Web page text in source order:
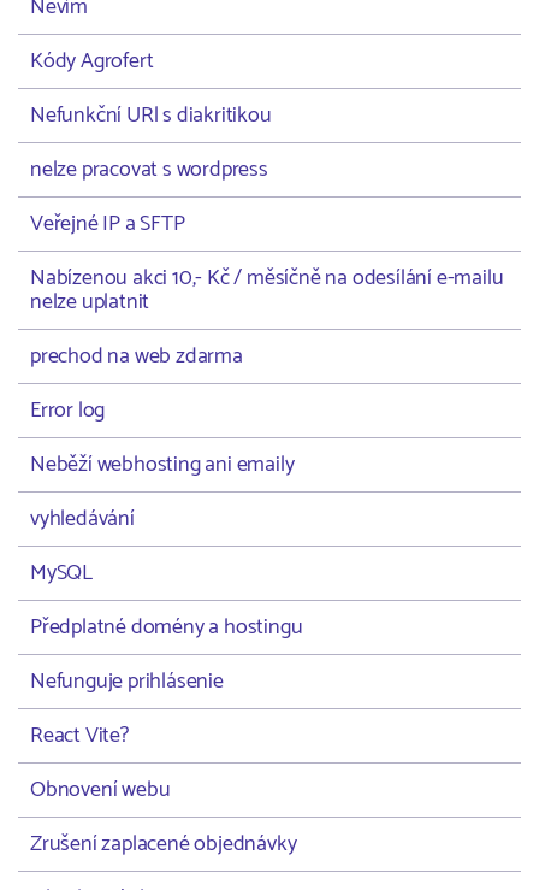
Nevím
Kódy Agrofert
Nefunkční URl s diakritikou
nelze pracovat s wordpress
Veřejné IP a SFTP
Nabízenou akci 10,- Kč / měsíčně na odesílání e-mailu
nelze uplatnit
prechod na web zdarma
Error log
Neběží webhosting ani emaily
vyhledávání
MySQL
Předplatné domény a hostingu
Nefunguje prihlásenie
React Vite?
Obnovení webu
Zrušení zaplacené objednávky